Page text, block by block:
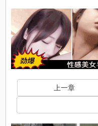
上一章